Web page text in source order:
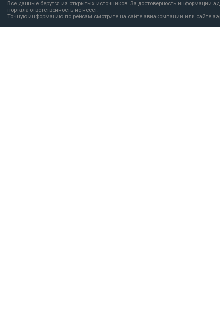
Все данные берутся из открытых источников. За достоверность информации
портала ответственность не несет.
Точную информацию по рейсам смотрите на сайте авиакомпании или сайте